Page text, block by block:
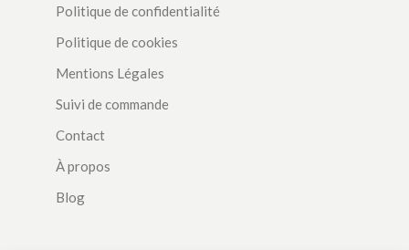
Politique de confidentialité
Politique de cookies
Mentions Légales
Suivi de commande
Contact
À propos
Blog